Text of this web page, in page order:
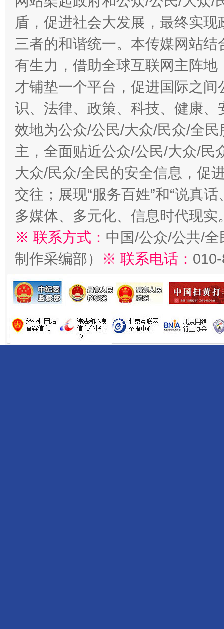
盾，促进社会大发展，最终实
三者的和谐统一。本传媒网站
有生力，借助全球互联网主阵
才铺垫一个平台，促进国际之
识、法律、政策、科技、健康
效地为公众/公民/大众/民众/全
主，全面贴近公众/公民/大众/民
大众/民众/全民的安全信息，促
交往；展现“服务百姓”和“说真
多媒体、多元化、信息时代现实
※ 联系方式： 中国/公众/公共/
制作采编部）
※ 联系电话：